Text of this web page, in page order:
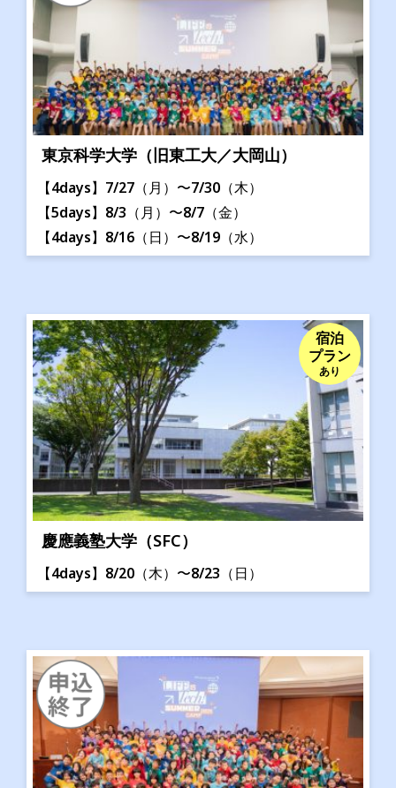
東京科学大学（旧東工大／大岡山）
【4days】7/27（月）〜7/30（木）
【5days】8/3（月）〜8/7（金）
【4days】8/16（日）〜8/19（水）
慶應義塾大学（SFC）
宿泊
プラン
あり
【4days】8/20（木）〜8/23（日）